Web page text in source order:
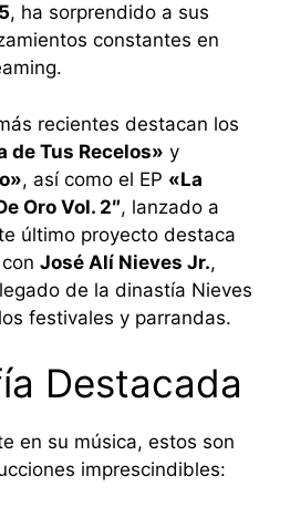
, ha sorprendido a sus
constantes en
recientes destacan los
de Tus Recelos» y
, así como el EP «La
Oro Vol. 2″, lanzado a
último proyecto destaca
José Alí Nieves Jr.,
de la dinastía Nieves
festivales y parrandas.
Destacada
en su música, estos son
imprescindibles: